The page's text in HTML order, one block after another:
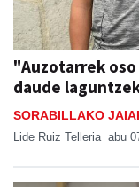
"Auzotarrek
daude
SORABILLAKO
Lide Ruiz Telleria abu